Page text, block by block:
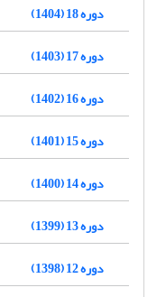
دوره 18 (1404)
دوره 17 (1403)
دوره 16 (1402)
دوره 15 (1401)
دوره 14 (1400)
دوره 13 (1399)
دوره 12 (1398)